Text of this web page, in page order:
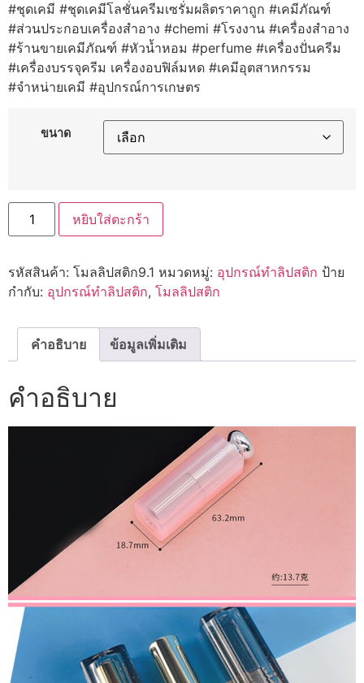
#ชุดเคมี #ชุดเคมีโลชั่นครีมเซรั่มผลิตราคาถูก #เคมีภัณฑ์
#ส่วนประกอบเครื่องสำอาง #chemi #โรงงาน #เครื่องสำอาง
#ร้านขายเคมีภัณฑ์ #หัวน้ำหอม #perfume #เครื่องปั่นครีม
#เครื่องบรรจุครีม เครื่องอบฟิล์มหด #เคมีอุตสาหกรรม
#จำหน่ายเคมี #อุปกรณ์การเกษตร
ขนาด
จำนวน
แท่ง
ทำ
ไอ
วาย
9.1mm
หยิบใส่ตะกร้า
รหัสสินค้า: โมลลิปสติก9.1 หมวดหมู่: อุปกรณ์ทำลิปสติก ป้าย
กำกับ: อุปกรณ์ทำลิปสติก, โมลลิปสติก
คำอธิบาย ข้อมูลเพิ่มเติม
คำอธิบาย